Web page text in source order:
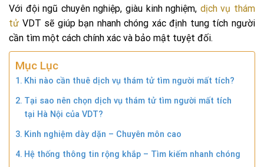
Với đội ngũ chuyên nghiệp, giàu kinh nghiệm, dịch vụ thám
tử VDT sẽ giúp bạn nhanh chóng xác định tung tích người
cần tìm một cách chính xác và bảo mật tuyệt đối.
Mục Lục
Khi nào cần thuê dịch vụ thám tử tìm người mất tích?
Tại sao nên chọn dịch vụ thám tử tìm người mất tích
tại Hà Nội của VDT?
Kinh nghiệm dày dặn – Chuyên môn cao
Hệ thống thông tin rộng khắp – Tìm kiếm nhanh chóng